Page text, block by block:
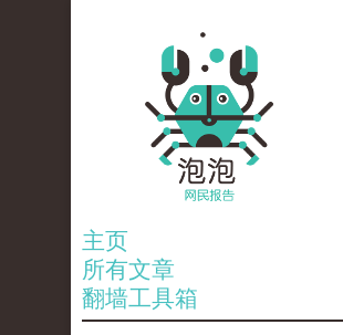
主页
所有文章
翻墙工具箱